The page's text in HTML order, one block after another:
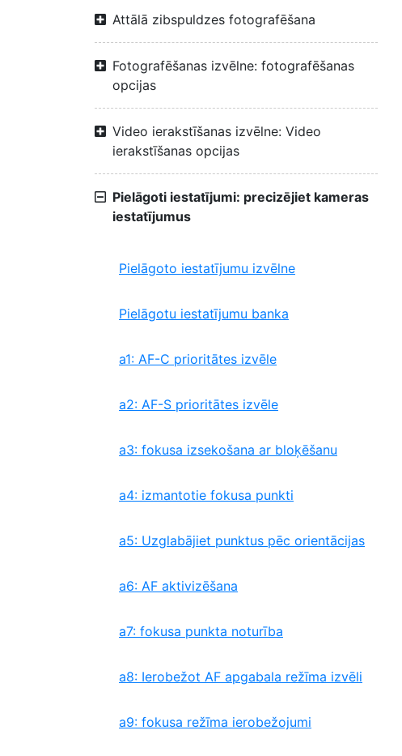
Attālā zibspuldzes fotografēšana
Fotografēšanas izvēlne: fotografēšanas
opcijas
Video ierakstīšanas izvēlne: Video
ierakstīšanas opcijas
Pielāgoti iestatījumi: precizējiet kameras
iestatījumus
Pielāgoto iestatījumu izvēlne
Pielāgotu iestatījumu banka
a1: AF-C prioritātes izvēle
a2: AF-S prioritātes izvēle
a3: fokusa izsekošana ar bloķēšanu
a4: izmantotie fokusa punkti
a5: Uzglabājiet punktus pēc orientācijas
a6: AF aktivizēšana
a7: fokusa punkta noturība
a8: Ierobežot AF apgabala režīma izvēli
a9: fokusa režīma ierobežojumi